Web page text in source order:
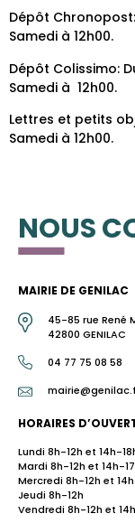
Dépôt
Samedi à 12h00.
Dépôt Colissimo:
Samedi à 12h00.
Lettres et petits
Samedi à 12h00.
NOUS
MAIRIE DE GENILAC
45-85 rue René
42800 GENILAC
04 77 75 08 58
HORAIRES
Lundi 8h-12h et 14h-
Mardi 8h-12h et 14h-
Mercredi 8h-12h et
Jeudi 8h-12h
Vendredi 8h-12h et